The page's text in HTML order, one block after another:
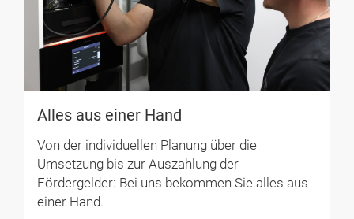
Alles aus einer Hand
Von der individuellen Planung über die
Umsetzung bis zur Auszahlung der
Fördergelder: Bei uns bekommen Sie alles aus
einer Hand.